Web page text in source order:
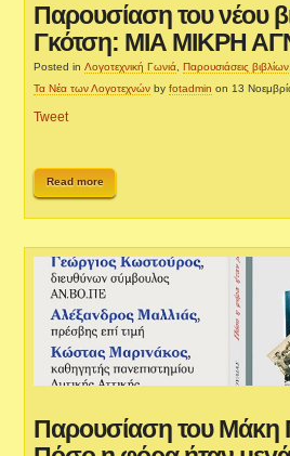
Παρουσίαση του νέου
Γκότση: ΜΙΑ ΜΙΚΡΗ
Posted inΛογοτεχνική Γωνιά ,Παρουσιάσεις βιβλίων
Τα Νέα των Λογοτεχνών byfotadmin on 13
Tweet
Read more
Παρουσίαση του Μάκη